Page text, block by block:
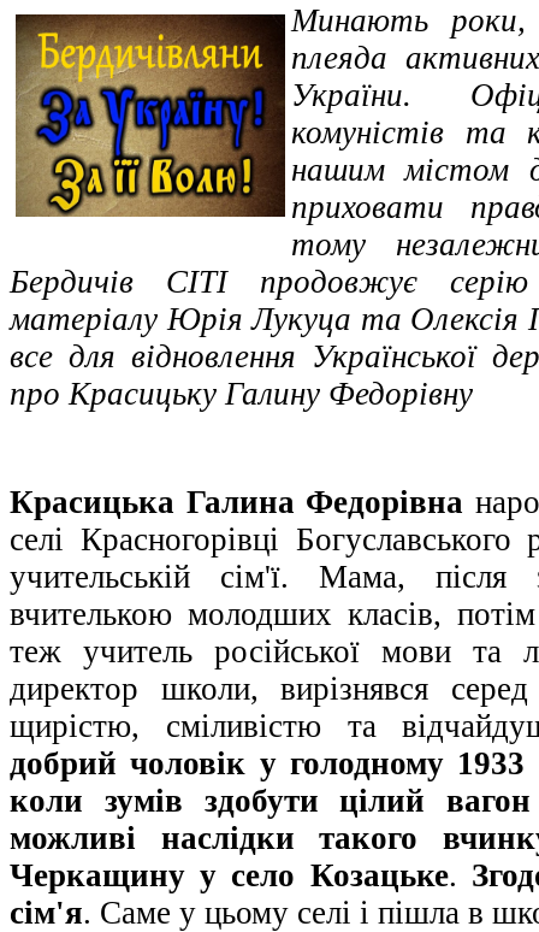
Минають роки,
плеяда
України.
комуністів та
нашим містом
приховати
тому
Бердичів СІТІ продовжує серію
матеріалу Юрія Лукуца та
все для відновлення Української
про Красицьку Галину Федорівну
Красицька Галина Федорівна
селі Красногорівці
учительській сім'ї. Мама, після
вчителькою молодших класів,
теж учитель російської мови та
директор школи, вирізнявся
щирістю, сміливістю та
добрий чоловік у голодному 1933
коли зумів здобути цілий
можливі наслідки такого
Черкащину у село Козацьке.
сім'я. Саме у цьому селі і пішла в